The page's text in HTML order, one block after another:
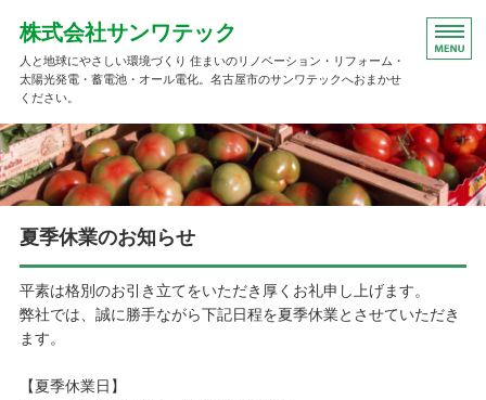
株式会社サンワテック
人と地球にやさしい環境づくり 住まいのリノベーション・リフォーム・
太陽光発電・蓄電池・オール電化。名古屋市のサンワテックへおまかせ
ください。
HOME
太陽光発電事業
住宅事業
会社概要
ウィルスメールについて
夏季休業のお知らせ
平素は格別のお引き立てをいただき厚くお礼申し上げます。
弊社では、誠に勝手ながら下記日程を夏季休業とさせていただき
ます。
【夏季休業日】